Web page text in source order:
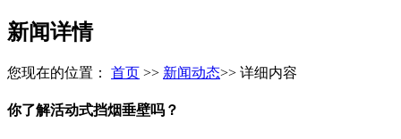
新闻详情
您现在的位置： 首页 >> 新闻动态>> 详细内容
你了解活动式挡烟垂壁吗？